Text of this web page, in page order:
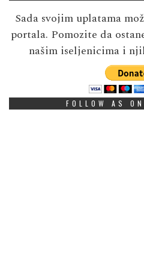
Sada svojim uplatama
portala. Pomozite da
našim iseljenicima i
FOLLOW AS